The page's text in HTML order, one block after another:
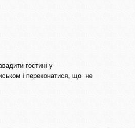
гостині у
і переконатися, що не